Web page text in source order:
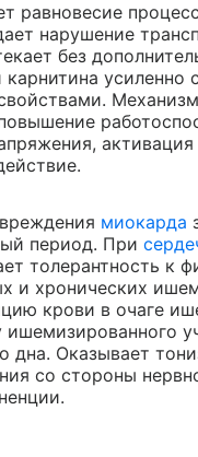
равновесие
нарушение
без
усиленно
миокарда
период. При
толерантность к
и хронических
крови в очаге
дна. Оказывает
со стороны